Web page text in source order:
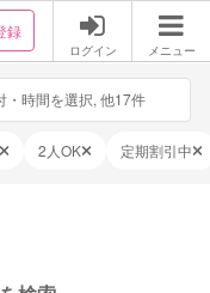
録
ログイン メニュー
・時間を選択, 他17件
2人OK 定期割引中